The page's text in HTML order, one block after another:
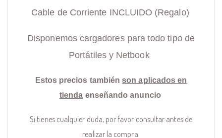
Cable de Corriente INCLUIDO (Regalo)
Disponemos cargadores para todo tipo de
Portátiles y Netbook
Estos precios también son aplicados en
tienda enseñando anuncio
Si tienes cualquier duda, por favor consultar antes de
realizar la compra